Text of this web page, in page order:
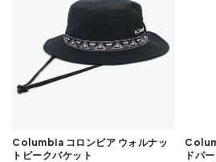
Columbia コロンビア ウォルナッ
トピークバケット
ドパ